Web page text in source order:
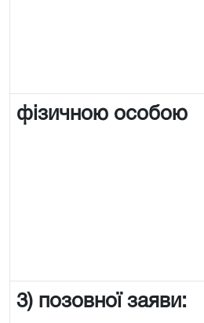
фізичною особою
3) позовної заяви: